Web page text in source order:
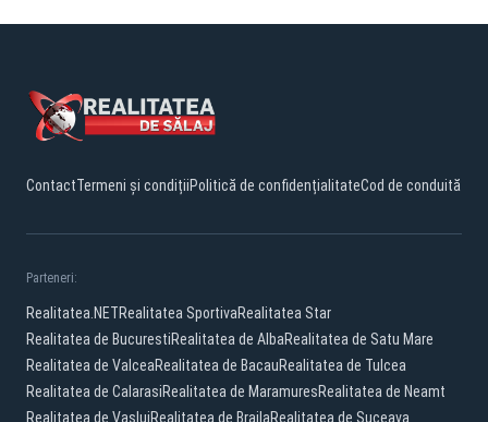
ContactTermeni și condițiiPolitică de confidențialitateCod de conduită
Parteneri:
Realitatea.NETRealitatea SportivaRealitatea Star
Realitatea de BucurestiRealitatea de AlbaRealitatea de Satu Mare
Realitatea de ValceaRealitatea de BacauRealitatea de Tulcea
Realitatea de CalarasiRealitatea de MaramuresRealitatea de Neamt
Realitatea de VasluiRealitatea de BrailaRealitatea de Suceava